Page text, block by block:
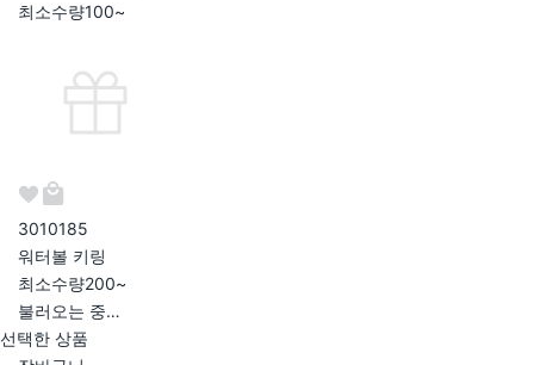
최소수량100~
3010185
워터볼 키링
최소수량200~
불러오는 중…
선택한 상품